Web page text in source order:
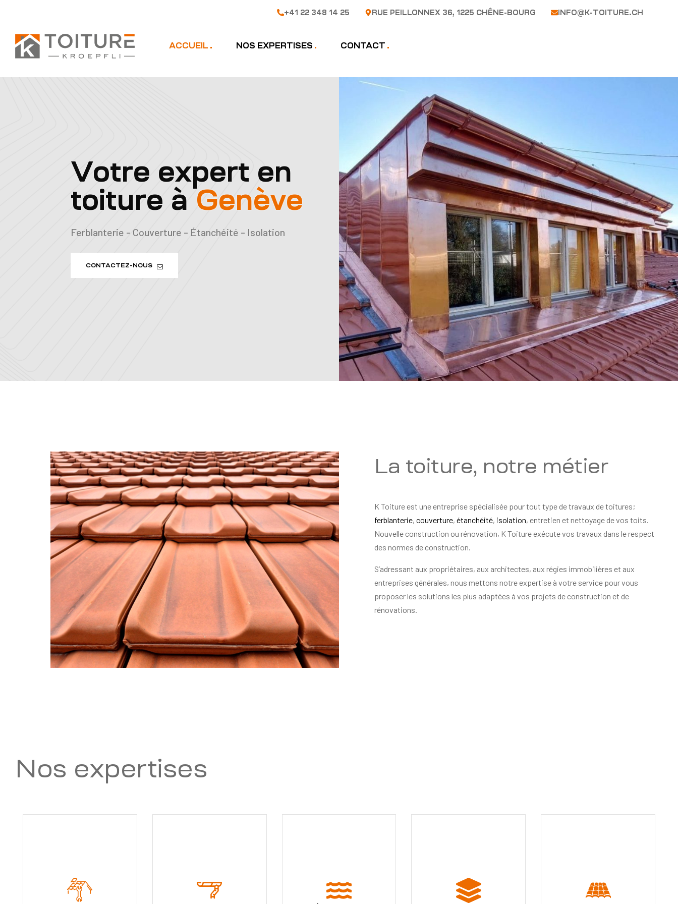
+41 22 348 14 25 RUE PEILLONNEX 36, 1225 CHÊNE-BOURG INFO@K-TOITURE.CH
ACCUEIL NOS EXPERTISES CONTACT
Votre expert en
toiture àGenève
Ferblanterie - Couverture - Étanchéité - Isolation
CONTACTEZ-NOUS
La toiture, notre métier
K Toiture est une entreprise spécialisée pour tout type de travaux de toitures;
ferblanterie, couverture, étanchéité, isolation, entretien et nettoyage de vos toits.
Nouvelle construction ou rénovation, K Toiture exécute vos travaux dans le respect
des normes de construction.
S’adressant aux propriétaires, aux architectes, aux régies immobilières et aux
entreprises générales, nous mettons notre expertise à votre service pour vous
proposer les solutions les plus adaptées à vos projets de construction et de
rénovations.
Nos expertises